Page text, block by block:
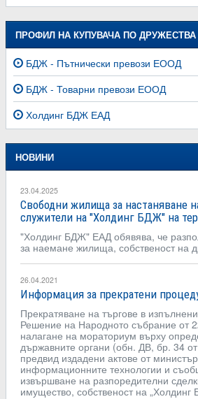
ПРОФИЛ НА КУПУВАЧА ПО ДРУЖЕСТВА
БДЖ - Пътнически превози ЕООД
БДЖ - Товарни превози ЕООД
Холдинг БДЖ ЕАД
НОВИНИ
23.04.2025
Свободни жилища за настаняване
служители на "Холдинг БДЖ" на
"Холдинг БДЖ" ЕАД обявява, че
за наемане жилища, собственост на
26.04.2021
Информация за прекратени
Прекратяване на търгове в
Решение на Народното събрание от
налагане на мораториум върху
държавните органи (обн. ДВ, бр. 34
предвид издадени актове от
информационните технологии и
извършване на разпоредителни
имущество, собственост на